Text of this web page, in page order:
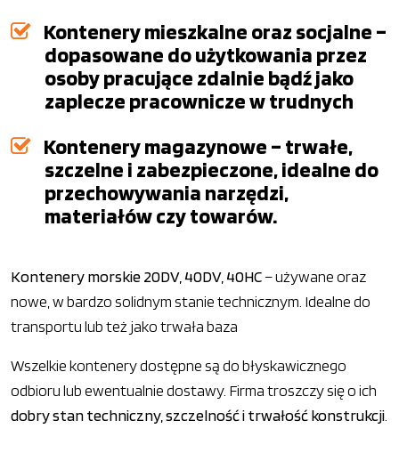
Kontenery mieszkalne oraz socjalne –
dopasowane do użytkowania przez
osoby pracujące zdalnie bądź jako
zaplecze pracownicze w trudnych
Kontenery magazynowe – trwałe,
szczelne i zabezpieczone, idealne do
przechowywania narzędzi,
materiałów czy towarów.
Kontenery morskie 20DV, 40DV, 40HC– używane oraz
nowe, w bardzo solidnym stanie technicznym. Idealne do
transportu lub też jako trwała baza
Wszelkie kontenery dostępne są do błyskawicznego
odbioru lub ewentualnie dostawy. Firma troszczy się o ich
dobry stan techniczny, szczelność i trwałość konstrukcji